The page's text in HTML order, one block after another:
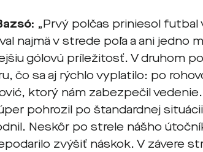
„Prvý polčas priniesol
najmä v strede poľa a ani jedno
gólovú príležitosť. V druhom
čo sa aj rýchlo vyplatilo: po
ktorý nám zabezpečil
pohrozil po štandardnej
Neskôr po strele nášho
zvýšiť náskok. V závere